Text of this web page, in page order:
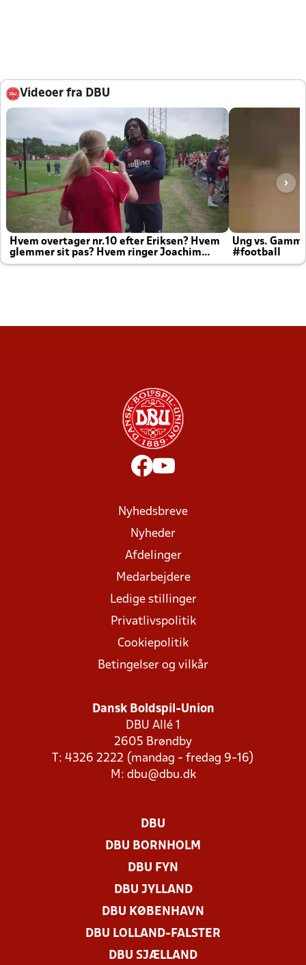
Videoer fra DBU
Hvem overtager nr.10 efter Eriksen? Hvem
glemmer sit pas? Hvem ringer Joachim
altid til efter kampe?
Ung vs.
#football
Nyhedsbreve
Nyheder
Afdelinger
Medarbejdere
Ledige stillinger
Privatlivspolitik
Cookiepolitik
Betingelser og vilkår
Dansk Boldspil-Union
DBU Allé 1
2605 Brøndby
T: 4326 2222 (mandag - fredag 9-16)
M: dbu@dbu.dk
DBU
DBU BORNHOLM
DBU FYN
DBU JYLLAND
DBU KØBENHAVN
DBU LOLLAND-FALSTER
DBU SJÆLLAND